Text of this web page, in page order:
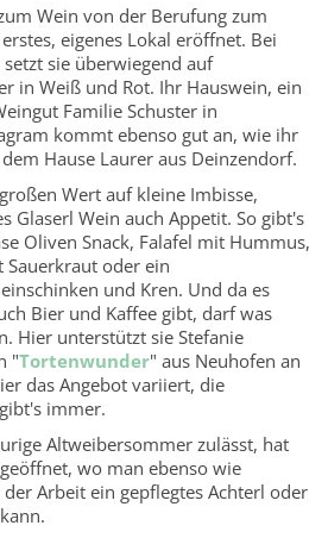
Wein von der Berufung zum
eigenes Lokal eröffnet. Bei
sie überwiegend auf
in Weiß und Rot. Ihr Hauswein, ein
Familie Schuster in
kommt ebenso gut an, wie ihr
Hause Laurer aus Deinzendorf.
Wert auf kleine Imbisse,
Glaserl Wein auch Appetit. So gibt's
Oliven Snack, Falafel mit Hummus,
oder ein
und Kren. Und da es
Bier und Kaffee gibt, darf was
Hier unterstützt sie Stefanie
"Tortenwunder" aus Neuhofen an
das Angebot variiert, die
immer.
Altweibersommer zulässt, hat
wo man ebenso wie
Arbeit ein gepflegtes Achterl oder